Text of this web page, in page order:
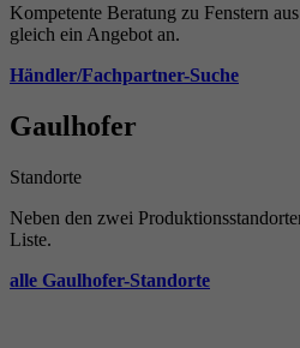
Kompetente Beratung zu Fenstern
gleich ein Angebot an.
Händler/Fachpartner-Suche
Gaulhofer
Standorte
Neben den zwei
Liste.
alle Gaulhofer-Standorte